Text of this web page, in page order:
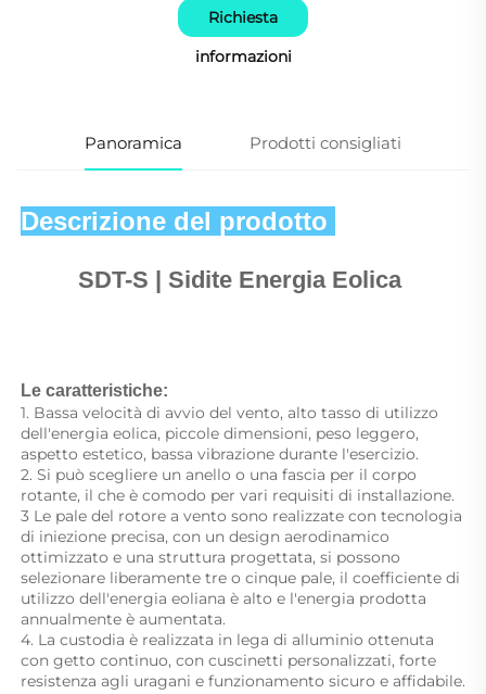
Richiesta
informazioni
Panoramica Prodotti consigliati
Descrizione del prodotto
SDT-S | Sidite Energia Eolica
Le caratteristiche:
1. Bassa velocità di avvio del vento, alto tasso di utilizzo
dell'energia eolica, piccole dimensioni, peso leggero,
aspetto estetico, bassa vibrazione durante l'esercizio.
2. Si può scegliere un anello o una fascia per il corpo
rotante, il che è comodo per vari requisiti di installazione.
3 Le pale del rotore a vento sono realizzate con tecnologia
di iniezione precisa, con un design aerodinamico
ottimizzato e una struttura progettata, si possono
selezionare liberamente tre o cinque pale, il coefficiente di
utilizzo dell'energia eoliana è alto e l'energia prodotta
annualmente è aumentata.
4. La custodia è realizzata in lega di alluminio ottenuta
con getto continuo, con cuscinetti personalizzati, forte
resistenza agli uragani e funzionamento sicuro e affidabile.